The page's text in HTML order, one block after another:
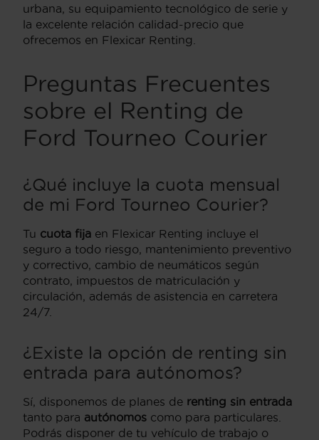
urbana, su equipamiento tecnológico de serie y
la excelente relación calidad-precio que
ofrecemos en Flexicar Renting.
Preguntas Frecuentes
sobre el Renting de
Ford Tourneo Courier
¿Qué incluye la cuota mensual
de mi Ford Tourneo Courier?
Tu cuota fija en Flexicar Renting incluye el
seguro a todo riesgo, mantenimiento preventivo
y correctivo, cambio de neumáticos según
contrato, impuestos de matriculación y
circulación, además de asistencia en carretera
24/7.
¿Existe la opción de renting sin
entrada para autónomos?
Sí, disponemos de planes de renting sin entrada
tanto para autónomos como para particulares.
Podrás disponer de tu vehículo de trabajo o